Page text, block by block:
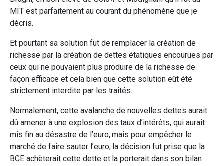
MIT est parfaitement au courant du phénomène que je
décris.
Et pourtant sa solution fut de remplacer la création de
richesse par la création de dettes étatiques encourues par
ceux qui ne pouvaient plus produire de la richesse de
façon efficace et cela bien que cette solution eût été
strictement interdite par les traités.
Normalement, cette avalanche de nouvelles dettes aurait
dû amener à une explosion des taux d’intérêts, qui aurait
mis fin au désastre de l’euro, mais pour empêcher le
marché de faire sauter l’euro, la décision fut prise que la
BCE achèterait cette dette et la porterait dans son bilan